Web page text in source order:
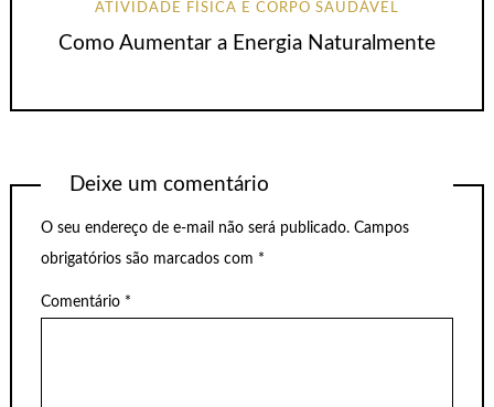
ATIVIDADE FÍSICA E CORPO SAUDÁVEL
Como Aumentar a Energia Naturalmente
Deixe um comentário
O seu endereço de e-mail não será publicado. Campos
obrigatórios são marcados com *
Comentário *